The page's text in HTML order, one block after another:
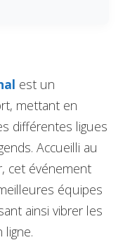
est un
mettant en
différentes ligues
Accueilli au
cet événement
équipes
ainsi vibrer les